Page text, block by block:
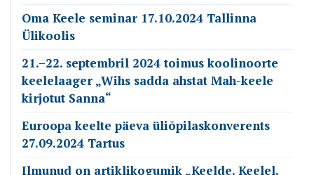
Oma Keele seminar 17.10.2024 Tallinna
Ülikoolis
21.–22. septembril 2024 toimus koolinoorte
keelelaager „Wihs sadda ahstat Mah-keele
kirjotut Sanna“
Euroopa keelte päeva üliõpilaskonverents
27.09.2024 Tartus
Ilmunud on artiklikogumik „Keelde. Keelel.